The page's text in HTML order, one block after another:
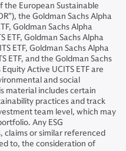
the European Sustainable
the Goldman Sachs Alpha
Goldman Sachs Alpha
ETF, Goldman Sachs Alpha
ETF, Goldman Sachs Alpha
ETF, and the Goldman Sachs
Active UCITS ETF are
and social
material includes certain
practices and track
team level, which may
Any ESG
claims or similar referenced
to, the consideration of